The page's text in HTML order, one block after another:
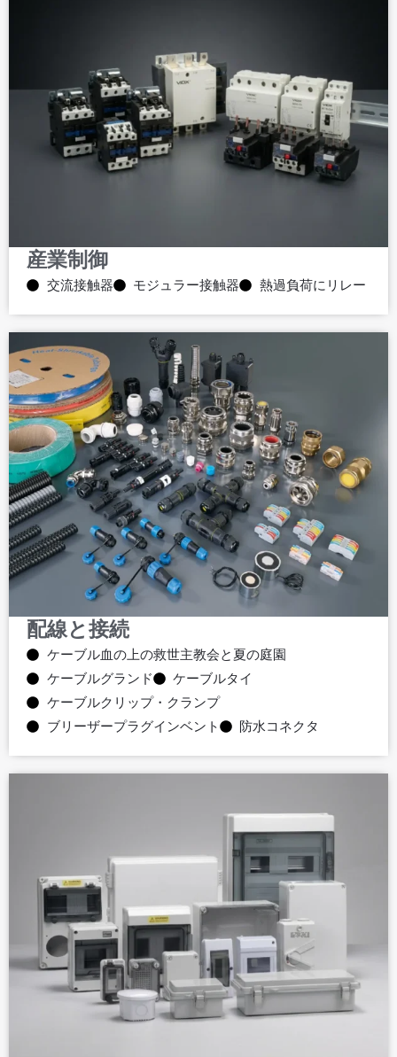
産業制御
交流接触器 モジュラー接触器 熱過負荷にリレー
配線と接続
ケーブル血の上の救世主教会と夏の庭園
ケーブルグランド
ケーブルタイ
ケーブルクリップ・クランプ
ブリーザープラグインベント
防水コネクタ